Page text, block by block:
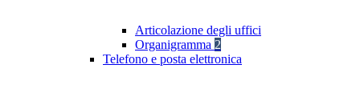
Articolazione degli uffici
Organigramma 2
Telefono e posta elettronica